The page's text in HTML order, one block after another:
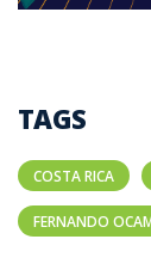
TAGS
COSTA RICA
FERNANDO